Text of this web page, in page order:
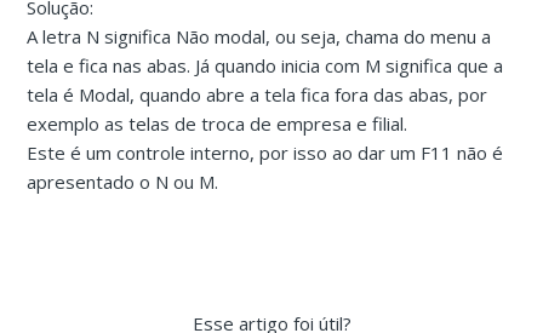
Solução:
A letra N significa Não modal, ou seja, chama do menu a
tela e fica nas abas. Já quando inicia com M significa que a
tela é Modal, quando abre a tela fica fora das abas, por
exemplo as telas de troca de empresa e filial.
Este é um controle interno, por isso ao dar um F11 não é
apresentado o N ou M.
Esse artigo foi útil?